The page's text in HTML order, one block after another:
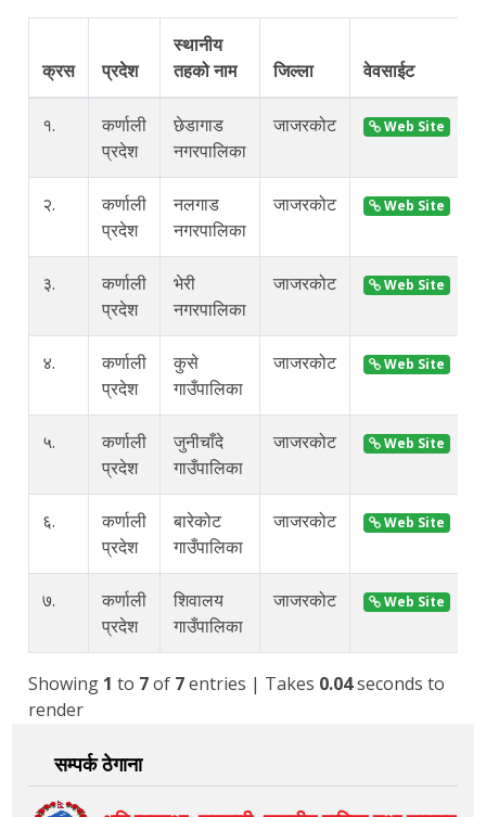
क्रस प्रदेश
स्थानीय
तहको नाम
जिल्ला वेवसाईट
१.
कर्णाली
प्रदेश
छेडागाड
नगरपालिका
जाजरकोट Web Site
२.
कर्णाली
प्रदेश
नलगाड
नगरपालिका
जाजरकोट Web Site
३.
कर्णाली
प्रदेश
भेरी
नगरपालिका
जाजरकोट Web Site
४.
कर्णाली
प्रदेश
कुसे
गाउँपालिका
जाजरकोट Web Site
५.
कर्णाली
प्रदेश
जुनीचाँदे
गाउँपालिका
जाजरकोट Web Site
६.
कर्णाली
प्रदेश
बारेकोट
गाउँपालिका
जाजरकोट Web Site
७.
कर्णाली
प्रदेश
शिवालय
गाउँपालिका
जाजरकोट Web Site
Showing 1 to 7of 7entries | Takes 0.04seconds to
render
सम्पर्क ठेगाना